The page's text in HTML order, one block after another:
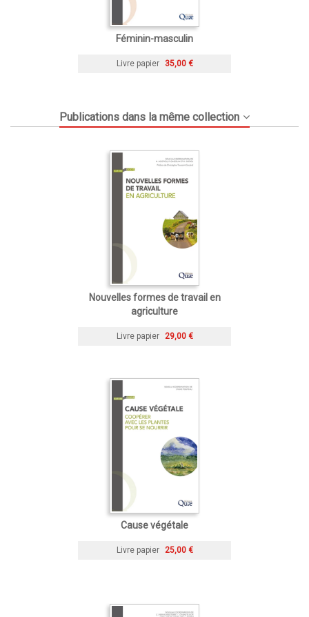
Féminin-masculin
Livre papier 35,00 €
Publications dans la même collection
Nouvelles formes de travail en
agriculture
Livre papier 29,00 €
Cause végétale
Livre papier 25,00 €